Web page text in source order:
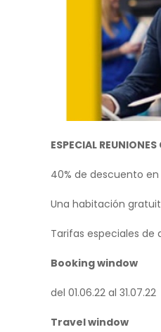
ESPECIAL
40% de descuento
Una habitación
Tarifas especiales de
Booking window
del 01.06.22 al 31.07.22
Travel window